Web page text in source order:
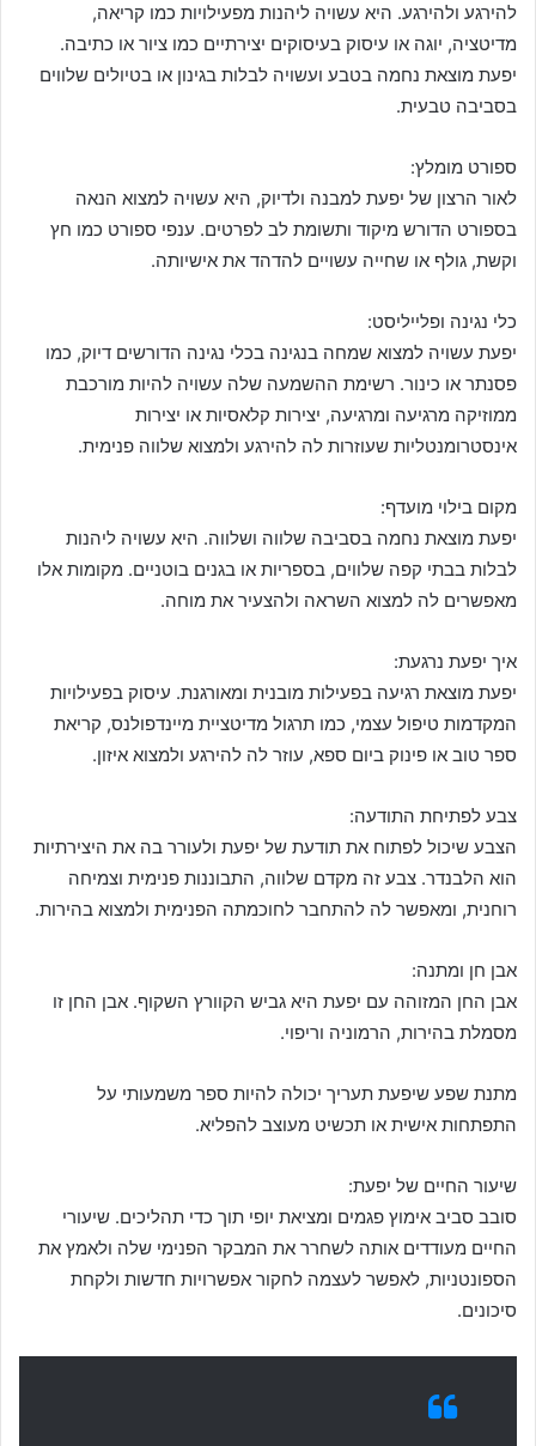
להירגע ולהירגע. היא עשויה ליהנות מפעילויות כמו קריאה,
מדיטציה, יוגה או עיסוק בעיסוקים יצירתיים כמו ציור או כתיבה.
יפעת מוצאת נחמה בטבע ועשויה לבלות בגינון או בטיולים שלווים
בסביבה טבעית.
ספורט מומלץ:
לאור הרצון של יפעת למבנה ולדיוק, היא עשויה למצוא הנאה
בספורט הדורש מיקוד ותשומת לב לפרטים. ענפי ספורט כמו חץ
וקשת, גולף או שחייה עשויים להדהד את אישיותה.
כלי נגינה ופלייליסט:
יפעת עשויה למצוא שמחה בנגינה בכלי נגינה הדורשים דיוק, כמו
פסנתר או כינור. רשימת ההשמעה שלה עשויה להיות מורכבת
ממוזיקה מרגיעה ומרגיעה, יצירות קלאסיות או יצירות
אינסטרומנטליות שעוזרות לה להירגע ולמצוא שלווה פנימית.
מקום בילוי מועדף:
יפעת מוצאת נחמה בסביבה שלווה ושלווה. היא עשויה ליהנות
לבלות בבתי קפה שלווים, בספריות או בגנים בוטניים. מקומות אלו
מאפשרים לה למצוא השראה ולהצעיר את מוחה.
איך יפעת נרגעת:
יפעת מוצאת רגיעה בפעילות מובנית ומאורגנת. עיסוק בפעילויות
המקדמות טיפול עצמי, כמו תרגול מדיטציית מיינדפולנס, קריאת
ספר טוב או פינוק ביום ספא, עוזר לה להירגע ולמצוא איזון.
צבע לפתיחת התודעה:
הצבע שיכול לפתוח את תודעת של יפעת ולעורר בה את היצירתיות
הוא הלבנדר. צבע זה מקדם שלווה, התבוננות פנימית וצמיחה
רוחנית, ומאפשר לה להתחבר לחוכמתה הפנימית ולמצוא בהירות.
אבן חן ומתנה:
אבן החן המזוהה עם יפעת היא גביש הקוורץ השקוף. אבן החן זו
מסמלת בהירות, הרמוניה וריפוי.
מתנת שפע שיפעת תעריך יכולה להיות ספר משמעותי על
התפתחות אישית או תכשיט מעוצב להפליא.
שיעור החיים של יפעת:
סובב סביב אימוץ פגמים ומציאת יופי תוך כדי תהליכים. שיעורי
החיים מעודדים אותה לשחרר את המבקר הפנימי שלה ולאמץ את
הספונטניות, לאפשר לעצמה לחקור אפשרויות חדשות ולקחת
סיכונים.